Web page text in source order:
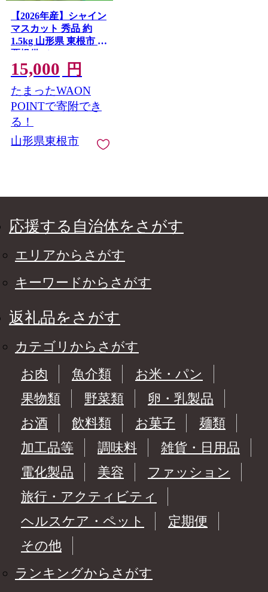
【2026年産】シャイン
マスカット 秀品 約
1.5kg 山形県 東根市 松
栗提供 hi062-065
15,000 円
たまったWAON
POINTで寄附でき
る！
山形県東根市
応援する自治体をさがす
エリアからさがす
キーワードからさがす
返礼品をさがす
カテゴリからさがす
お肉
魚介類
お米・パン
果物類
野菜類
卵・乳製品
お酒
飲料類 お菓子
麺類
加工品等
調味料
雑貨・日用品
電化製品
美容
ファッション
旅行・アクティビティ
ヘルスケア・ペット
定期便
その他
ランキングからさがす